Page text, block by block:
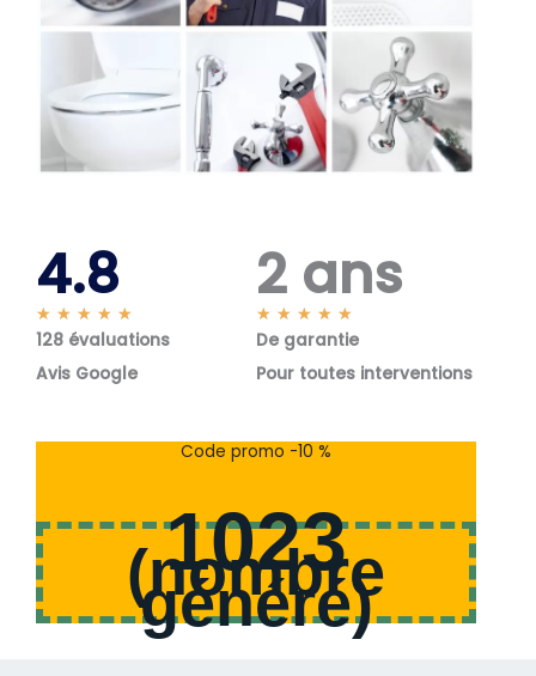
4.8
★ ★ ★ ★ ★
o
s
128 évaluations
Avis Google
2 ans
★ ★ ★ ★ ★
o
s
De garantie
Pour toutes interventions
Code promo -10 %
1023
(nombre
généré)